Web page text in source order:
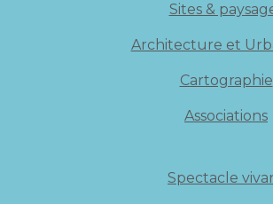
Sites &
Architecture et
Cartographie
Associations
Spectacle